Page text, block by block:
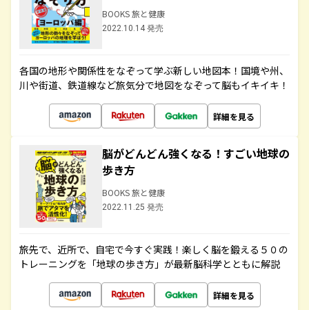
BOOKS 旅と健康
2022.10.14 発売
各国の地形や関係性をなぞって学ぶ新しい地図本！国境や州、
川や街道、鉄道線など旅気分で地図をなぞって脳もイキイキ！
詳細を見る
脳がどんどん強くなる！すごい地球の
歩き方
BOOKS 旅と健康
2022.11.25 発売
旅先で、近所で、自宅で今すぐ実践！楽しく脳を鍛える５０の
トレーニングを「地球の歩き方」が最新脳科学とともに解説
詳細を見る